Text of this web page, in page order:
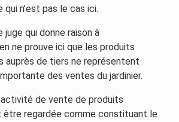
qui n’est pas le cas ici.
juge qui donne raison à
ne prouve ici que les produits
auprès de tiers ne représentent
des ventes du jardinier.
de vente de produits
être regardée comme constituant le